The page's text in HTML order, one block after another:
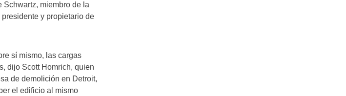
Schwartz, miembro de la
y propietario de
sí mismo, las cargas
dijo Scott Homrich, quien
de demolición en Detroit,
el edificio al mismo